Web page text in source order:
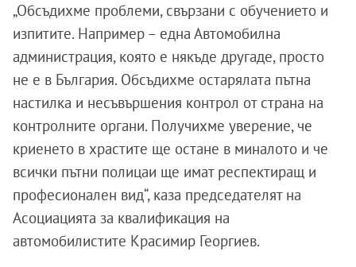
„Обсъдихме проблеми, свързани с обучението и
изпитите. Например – една Автомобилна
администрация, която е някъде другаде, просто
не е в България. Обсъдихме остарялата пътна
настилка и несъвършения контрол от страна на
контролните органи. Получихме уверение, че
криенето в храстите ще остане в миналото и че
всички пътни полицаи ще имат респектиращ и
професионален вид“, каза председателят на
Асоциацията за квалификация на
автомобилистите Красимир Георгиев.